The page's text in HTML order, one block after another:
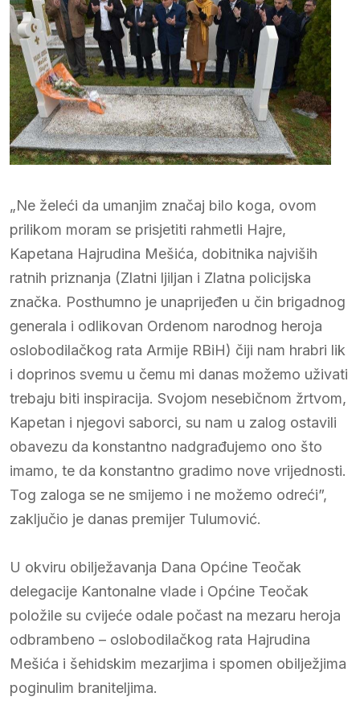
„Ne želeći da umanjim značaj bilo koga, ovom
prilikom moram se prisjetiti rahmetli Hajre,
Kapetana Hajrudina Mešića, dobitnika najviših
ratnih priznanja (Zlatni ljiljan i Zlatna policijska
značka. Posthumno je unaprijeđen u čin brigadnog
generala i odlikovan Ordenom narodnog heroja
oslobodilačkog rata Armije RBiH) čiji nam hrabri lik
i doprinos svemu u čemu mi danas možemo uživati
trebaju biti inspiracija. Svojom nesebičnom žrtvom,
Kapetan i njegovi saborci, su nam u zalog ostavili
obavezu da konstantno nadgrađujemo ono što
imamo, te da konstantno gradimo nove vrijednosti.
Tog zaloga se ne smijemo i ne možemo odreći”,
zaključio je danas premijer Tulumović.
U okviru obilježavanja Dana Općine Teočak
delegacije Kantonalne vlade i Općine Teočak
položile su cvijeće odale počast na mezaru heroja
odbrambeno – oslobodilačkog rata Hajrudina
Mešića i šehidskim mezarjima i spomen obilježjima
poginulim braniteljima.